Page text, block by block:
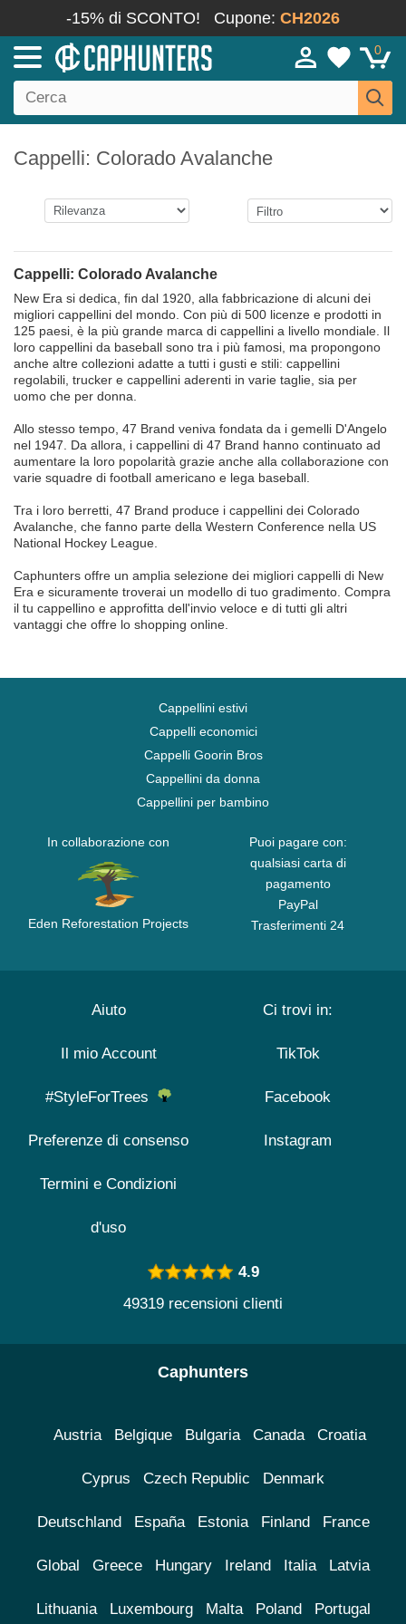
-15% di SCONTO! Cupone: CH2026
0
Cappelli: Colorado Avalanche
Cappelli: Colorado Avalanche
New Era si dedica, fin dal 1920, alla fabbricazione di alcuni dei
migliori cappellini del mondo. Con più di 500 licenze e prodotti in
125 paesi, è la più grande marca di cappellini a livello mondiale. Il
loro cappellini da baseball sono tra i più famosi, ma propongono
anche altre collezioni adatte a tutti i gusti e stili: cappellini
regolabili, trucker e cappellini aderenti in varie taglie, sia per
uomo che per donna.
Allo stesso tempo, 47 Brand veniva fondata da i gemelli D'Angelo
nel 1947. Da allora, i cappellini di 47 Brand hanno continuato ad
aumentare la loro popolarità grazie anche alla collaborazione con
varie squadre di football americano e lega baseball.
Tra i loro berretti, 47 Brand produce i cappellini dei Colorado
Avalanche, che fanno parte della Western Conference nella US
National Hockey League.
Caphunters offre un amplia selezione dei migliori cappelli di New
Era e sicuramente troverai un modello di tuo gradimento. Compra
il tu cappellino e approfitta dell'invio veloce e di tutti gli altri
vantaggi che offre lo shopping online.
Cappellini estivi
Cappelli economici
Cappelli Goorin Bros
Cappellini da donna
Cappellini per bambino
In collaborazione con
Eden Reforestation Projects
Puoi pagare con:
qualsiasi carta di
pagamento
PayPal
Trasferimenti 24
Aiuto
Il mio Account
#StyleForTrees
Preferenze di consenso
Termini e Condizioni
d'uso
Ci trovi in:
TikTok
Facebook
Instagram
4.9
49319 recensioni clienti
Caphunters
Austria Belgique Bulgaria Canada Croatia
Cyprus Czech Republic Denmark
Deutschland España Estonia Finland France
Global Greece Hungary Ireland Italia Latvia
Lithuania Luxembourg Malta Poland Portugal